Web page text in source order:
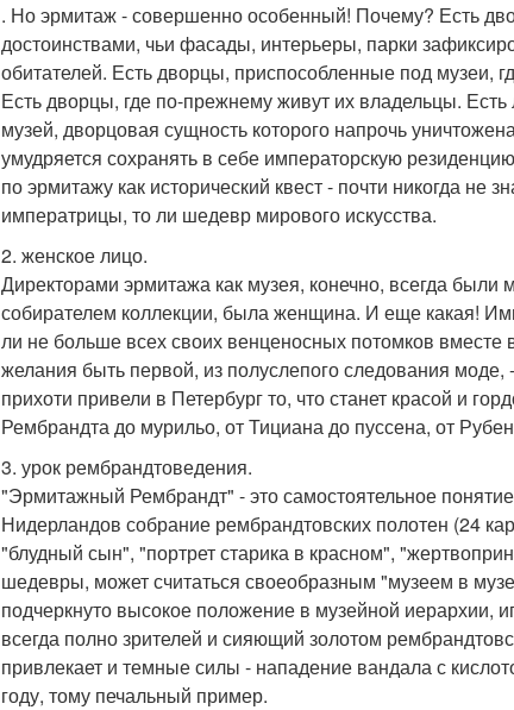
. Но эрмитаж - совершенно особенный! Почему? Есть
достоинствами, чьи фасады, интерьеры, парки
обитателей. Есть дворцы, приспособленные под музеи,
Есть дворцы, где по-прежнему живут их владельцы.
музей, дворцовая сущность которого напрочь
умудряется сохранять в себе императорскую
по эрмитажу как исторический квест - почти никогда не
императрицы, то ли шедевр мирового искусства.
2. женское лицо.
Директорами эрмитажа как музея, конечно, всегда
собирателем коллекции, была женщина. И еще какая!
ли не больше всех своих венценосных потомков вместе
желания быть первой, из полуслепого следования
прихоти привели в Петербург то, что станет красой и
Рембрандта до мурильо, от Тициана до пуссена, от
3. урок рембрандтоведения.
"Эрмитажный Рембрандт" - это самостоятельное
Нидерландов собрание рембрандтовских полотен (24
"блудный сын", "портрет старика в красном",
шедевры, может считаться своеобразным "музеем в
подчеркнуто высокое положение в музейной иерархии,
всегда полно зрителей и сияющий золотом
привлекает и темные силы - нападение вандала с
году, тому печальный пример.